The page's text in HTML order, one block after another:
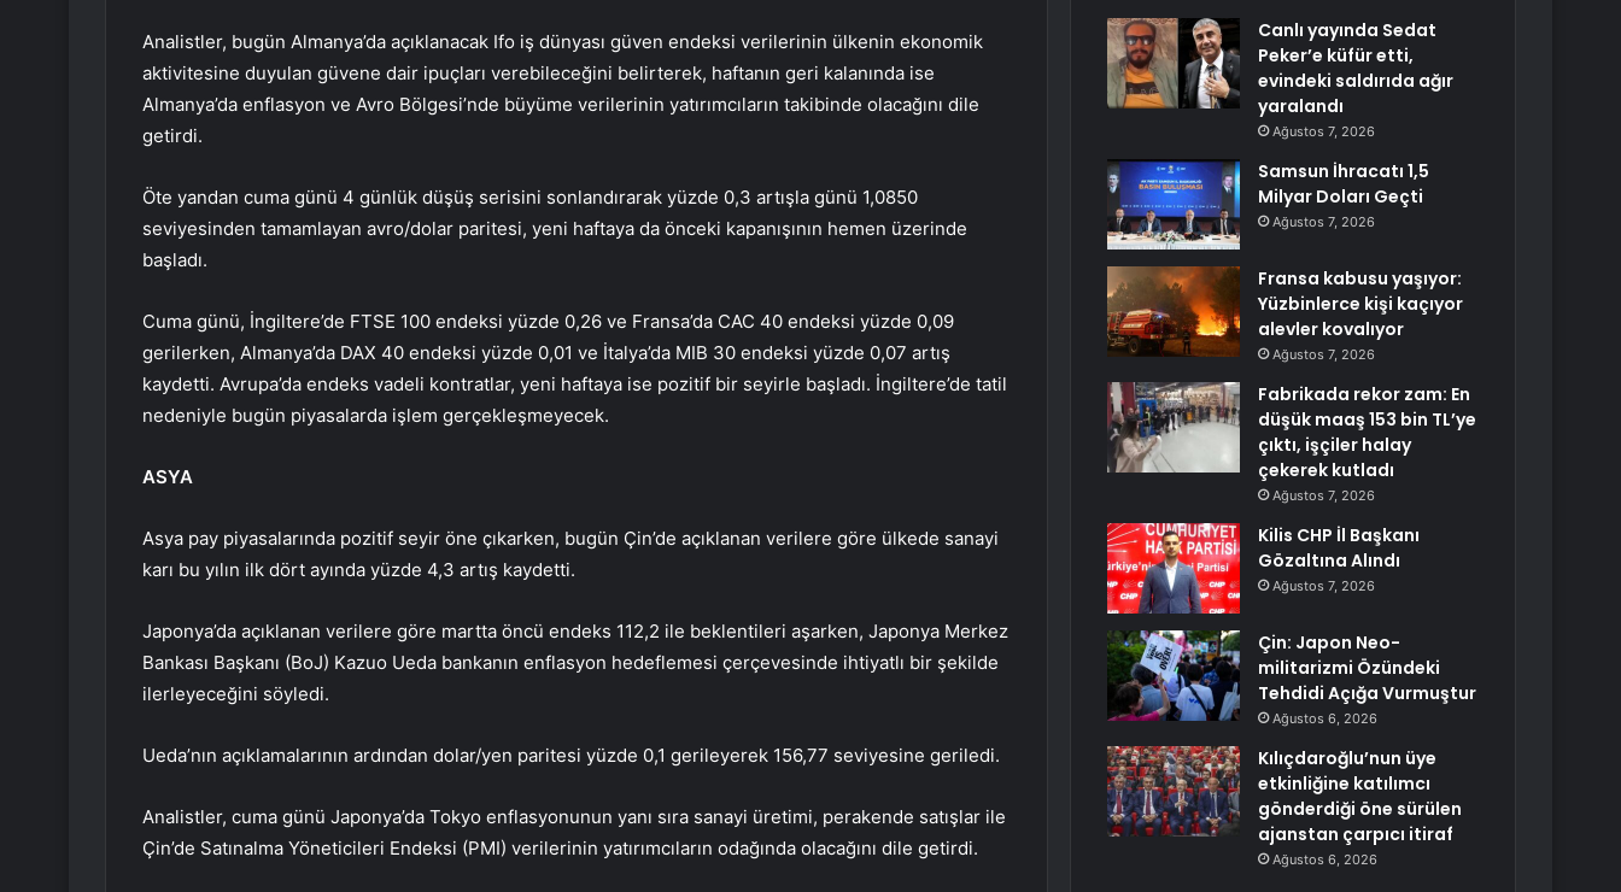
Analistler, bugün Almanya’da açıklanacak Ifo iş dünyası güven endeksi verilerinin ülkenin ekonomik
aktivitesine duyulan güvene dair ipuçları verebileceğini belirterek, haftanın geri kalanında ise
Almanya’da enflasyon ve Avro Bölgesi’nde büyüme verilerinin yatırımcıların takibinde olacağını dile
getirdi.
Öte yandan cuma günü 4 günlük düşüş serisini sonlandırarak yüzde 0,3 artışla günü 1,0850
seviyesinden tamamlayan avro/dolar paritesi, yeni haftaya da önceki kapanışının hemen üzerinde
başladı.
Cuma günü, İngiltere’de FTSE 100 endeksi yüzde 0,26 ve Fransa’da CAC 40 endeksi yüzde 0,09
gerilerken, Almanya’da DAX 40 endeksi yüzde 0,01 ve İtalya’da MIB 30 endeksi yüzde 0,07 artış
kaydetti. Avrupa’da endeks vadeli kontratlar, yeni haftaya ise pozitif bir seyirle başladı. İngiltere’de tatil
nedeniyle bugün piyasalarda işlem gerçekleşmeyecek.
ASYA
Asya pay piyasalarında pozitif seyir öne çıkarken, bugün Çin’de açıklanan verilere göre ülkede sanayi
karı bu yılın ilk dört ayında yüzde 4,3 artış kaydetti.
Japonya’da açıklanan verilere göre martta öncü endeks 112,2 ile beklentileri aşarken, Japonya Merkez
Bankası Başkanı (BoJ) Kazuo Ueda bankanın enflasyon hedeflemesi çerçevesinde ihtiyatlı bir şekilde
ilerleyeceğini söyledi.
Ueda’nın açıklamalarının ardından dolar/yen paritesi yüzde 0,1 gerileyerek 156,77 seviyesine geriledi.
Analistler, cuma günü Japonya’da Tokyo enflasyonunun yanı sıra sanayi üretimi, perakende satışlar ile
Çin’de Satınalma Yöneticileri Endeksi (PMI) verilerinin yatırımcıların odağında olacağını dile getirdi.
Canlı yayında Sedat
Peker’e küfür etti,
evindeki saldırıda ağır
yaralandı
Ağustos 7, 2026
Samsun İhracatı 1,5
Milyar Doları Geçti
Ağustos 7, 2026
Fransa kabusu yaşıyor:
Yüzbinlerce kişi kaçıyor
alevler kovalıyor
Ağustos 7, 2026
Fabrikada rekor zam: En
düşük maaş 153 bin TL’ye
çıktı, işçiler halay
çekerek kutladı
Ağustos 7, 2026
Kilis CHP İl Başkanı
Gözaltına Alındı
Ağustos 7, 2026
Çin: Japon Neo-
militarizmi Özündeki
Tehdidi Açığa Vurmuştur
Ağustos 6, 2026
Kılıçdaroğlu’nun üye
etkinliğine katılımcı
gönderdiği öne sürülen
ajanstan çarpıcı itiraf
Ağustos 6, 2026